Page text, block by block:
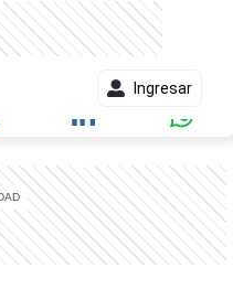
Ingresar